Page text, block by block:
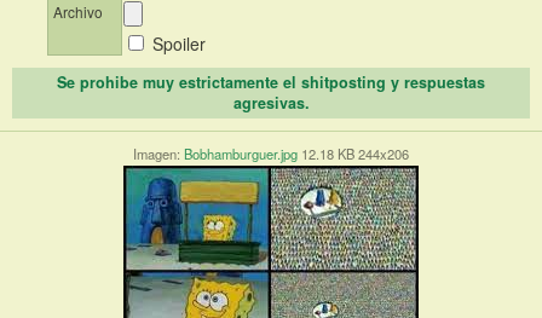
Archivo
Spoiler
Se prohibe muy estrictamente el shitposting y respuestas
agresivas.
Imagen: Bobhamburguer.jpg 12.18 KB 244x206